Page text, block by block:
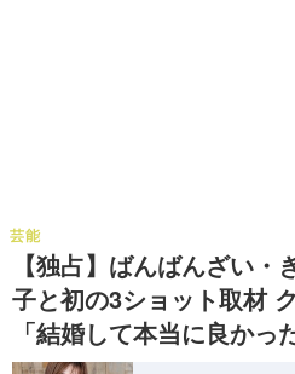
【独占】ばんばんざい・
子と初の3ショット取材
「結婚して本当に良かっ
芸能